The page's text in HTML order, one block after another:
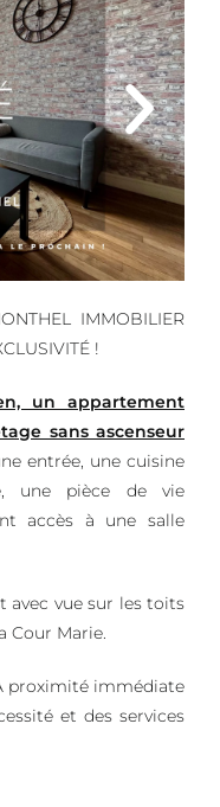
IMMOBILIER
!
un appartement
sans ascenseur
entrée, une cuisine
une pièce de vie
accès à une salle
avec vue sur les toits
Cour Marie.
proximité immédiate
et des services